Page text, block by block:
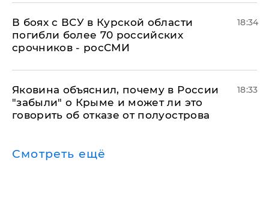
В боях с ВСУ в Курской области
погибли более 70 российских
срочников - росСМИ
18:34
Яковина объяснил, почему в России
"забыли" о Крыме и может ли это
говорить об отказе от полуострова
18:33
Смотреть ещё